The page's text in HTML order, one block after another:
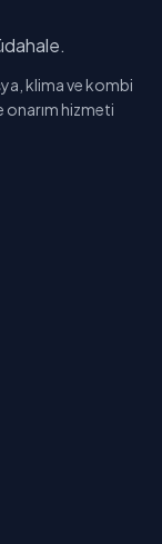
klima ve kombi
onarım hizmeti